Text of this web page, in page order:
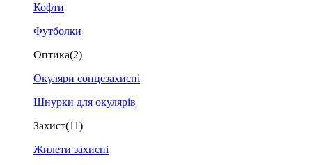
Кофти
Футболки
Оптика(2)
Окуляри сонцезахисні
Шнурки для окулярів
Захист(11)
Жилети захисні